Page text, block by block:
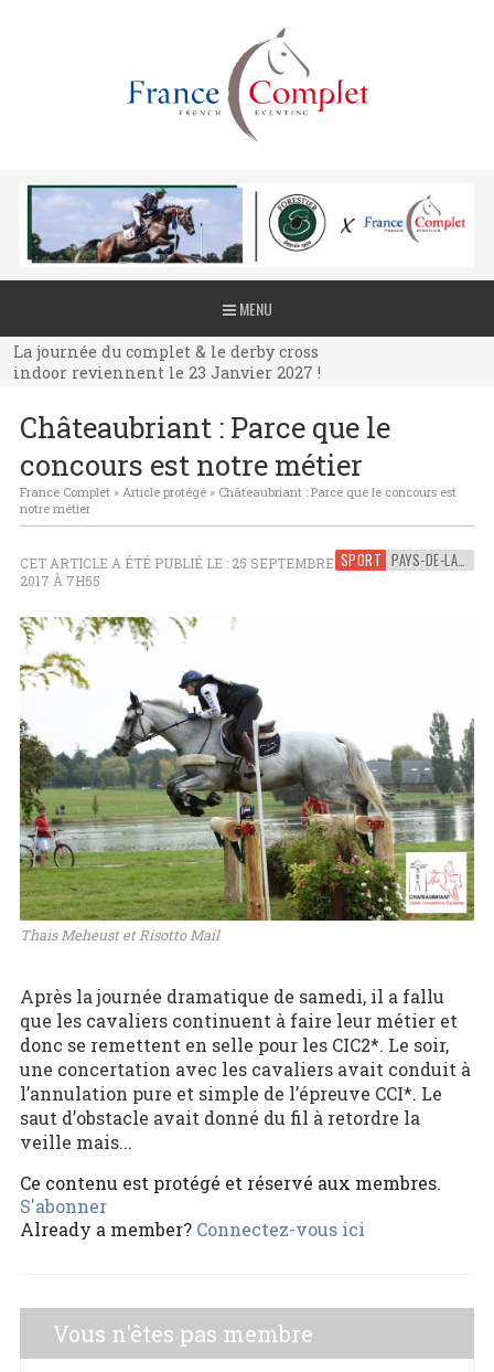
MENU
La journée du complet & le derby cross
indoor reviennent le 23 Janvier 2027 !
La journée du complet & le derby cross
indoor reviennent le 23 Janvier 2027 !
indoor reviennent le 23 Janvier 2027 !
Châteaubriant : Parce que le
concours est notre métier
France Complet» Article protégé» Châteaubriant : Parce que le concours est
notre métier
SPORT PAYS-DE-LA-LOIRE
CET ARTICLE A ÉTÉ PUBLIÉ LE : 25 SEPTEMBRE
2017 À 7H55
Thais Meheust et Risotto Mail
Après la journée dramatique de samedi, il a fallu
que les cavaliers continuent à faire leur métier et
donc se remettent en selle pour les CIC2*. Le soir,
une concertation avec les cavaliers avait conduit à
l’annulation pure et simple de l’épreuve CCI*. Le
saut d’obstacle avait donné du fil à retordre la
veille mais...
Ce contenu est protégé et réservé aux membres.
S'abonner
Already a member? Connectez-vous ici
Vous n'êtes pas membre